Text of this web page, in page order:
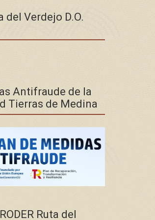
del Verdejo D.O.
Antifraude de la
Tierras de Medina
Ruta del